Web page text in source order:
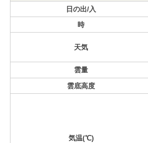
日の出/入
時
天気
雲量
雲底高度
気温(℃)